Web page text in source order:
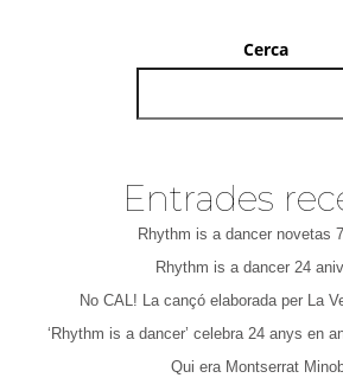
Cerca
Entrades
Rhythm is a dancer novetas
Rhythm is a dancer 24
No CAL! La cançó elaborada per La
‘Rhythm is a dancer’ celebra 24 anys en
Qui era Montserrat